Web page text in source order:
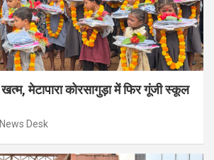
खत्म, मेटापारा कोरसागुड़ा में फिर गूंजी स्कूल
News Desk